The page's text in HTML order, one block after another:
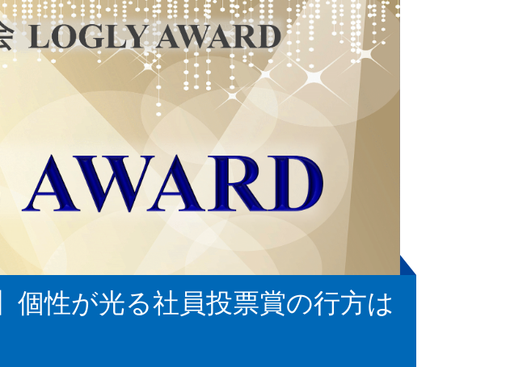
個性が光る社員投票賞の行方は